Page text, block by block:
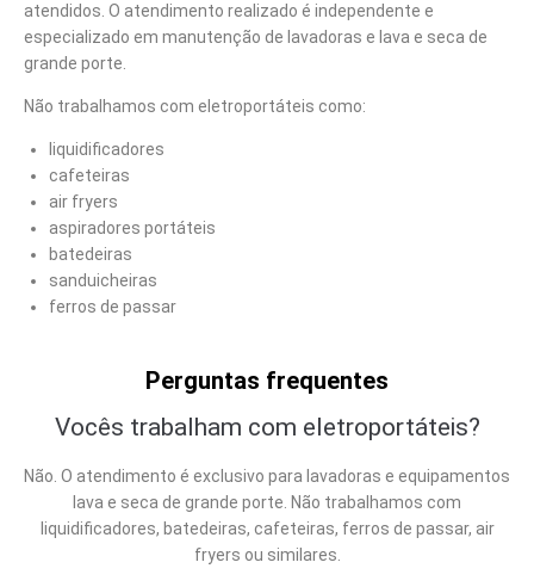
atendidos. O atendimento realizado é independente e
especializado em manutenção de lavadoras e lava e seca de
grande porte.
Não trabalhamos com eletroportáteis como:
liquidificadores
cafeteiras
air fryers
aspiradores portáteis
batedeiras
sanduicheiras
ferros de passar
Perguntas frequentes
Vocês trabalham com eletroportáteis?
Não. O atendimento é exclusivo para lavadoras e equipamentos
lava e seca de grande porte. Não trabalhamos com
liquidificadores, batedeiras, cafeteiras, ferros de passar, air
fryers ou similares.